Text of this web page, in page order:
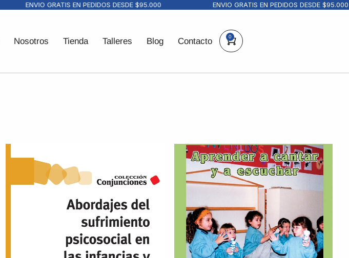
ENVIO GRATIS EN PEDIDOS DESDE $95.000 ENVIO GRATIS EN PEDIDOS DESDE $95.000
Nosotros Tienda Talleres Blog Contacto 0